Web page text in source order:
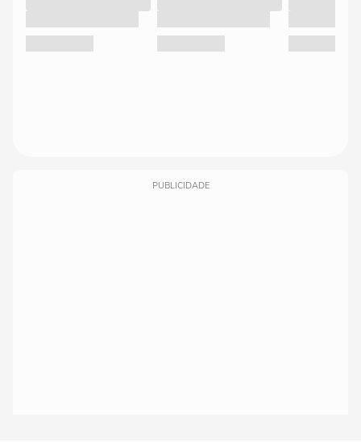
PUBLICIDADE